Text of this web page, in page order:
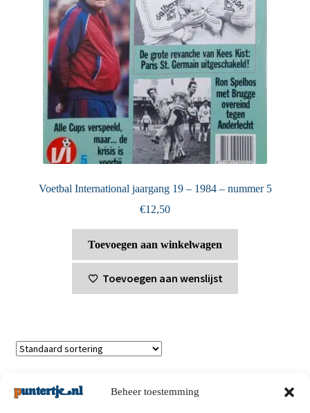
Beheer toestemming
Voetbal International jaargang 19 – 1984 – nummer 5
€12,50
Toevoegen aan winkelwagen
Toevoegen aan wenslijst